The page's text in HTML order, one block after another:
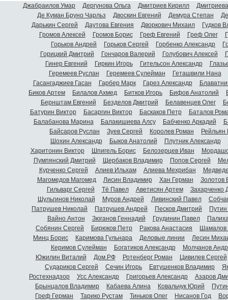
Джабраилов Умар Дергунова Ольга Дмитриев Кирилл
Де Куман Бруно Чарльз
Двоскин Евгений Демура Степан
Дарькин Сергей
Даутова Евгения Дворкович Михаил
Гудков
Громов Алексей
Громов Борис Греф Евгений Греф Олег
Горьков Андрей
Горьков Сергей Горбенко Александр
Горицкий Дмитрий
Гончаров Валерий Голубович Алексей
Гинер Евгений
Гиркин Игорь Гительсон Александр
Геремеев Руслан
Геремеев Сулейман
Геташвили Нана
Гасангаджиев Гасан
Гарбер Марк Гарез Александр
Биков Артем
Билалов Ахмед Битков Игорь Бифов Анатолий
Бернштам Евгений
Безделов Дмитрий Белавенцев Олег
Батурин Виктор
Басаргин Виктор Баскаков Петр
Баталов
Балабанова Марина
Балакишиева Алсу Бабченко Аркадий
Байсаров Руслан
Зуев Сергей Королев Роман
Шохин Александр
Быков Анатолий Плутник Александр
Харитонин Виктор
Шпигель Борис Белозерцев Иван
Пумпянский Дмитрий
Щербаков Владимир Попов Сергей
Курченко Сергей
Алиев Ильхам Алиева Мехрибан
Магомедов Магомед
Лисин Владимир Хан Герман
Золотов
Гильварг Сергей
Тё Павел Аветисян Артем
Захарченко
Шульгинов Николай
Муров Андрей Ливинский Павел
Патрушев Николай
Патрушев Андрей Песков Дмитрий
Вайно Антон
Зюганов Геннадий Грудинин Павел
Собянин Сергей
Бирюков Петр Ракова Анастасия
Шамалов
Минц Борис
Каримова Гульнара Деловые линии
Лесин
Керимов Сулейман
Богатиков Александр
Молчанов
Южилин Виталий
Дом.РФ Ротенберг Роман
Цивилев Сергей
Судариков Сергей
Сечин Игорь Евтушенков Владимир
Ростехнадзор
Усс Александр Григорьев Александр
Азаров
Брынцалов Владимир
Кабаева Алина Ковальчук Юрий
Греф Герман
Тарико Рустам Тиньков Олег Нисанов Год